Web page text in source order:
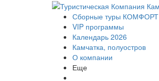
Сборные туры КОМФОРТ
VIP программы
Календарь 2026
Камчатка, полуостров
О компании
Еще